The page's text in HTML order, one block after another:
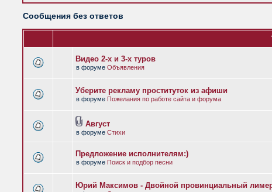
Сообщения без ответов
Видео 2-х и 3-х туров
в форуме Объявления
Уберите рекламу проституток из афиши
в форуме Пожелания по работе сайта и форума
Август
в форуме Стихи
Предложение исполнителям:)
в форуме Поиск и подбор песни
Юрий Максимов - Двойной провинциальный